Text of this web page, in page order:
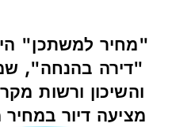
"מחיר למשתכן"
"דירה בהנחה",
והשיכון ורשות
מציעה דיור